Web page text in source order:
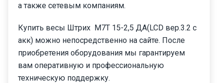
а также сетевым компаниям.
Купить весы Штрих М7Т 15-2,5 ДА(LCD вер.3.2 с
акк) можно непосредственно на сайте. После
приобретения оборудования мы гарантируем
вам оперативную и профессиональную
техническую поддержку.